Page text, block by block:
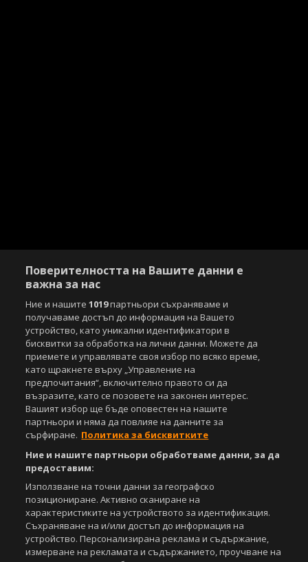
Поверителността на Вашите данни е
важна за нас
Ние и нашите1019партньори съхраняваме и
получаваме достъп до информация на Вашето
устройство, като уникални идентификатори в
бисквитки за обработка на лични данни. Можете да
приемете и управлявате своя избор по всяко време,
като щракнете върху „Управление на
предпочитания“, включително правото си да
възразите, като се позовете на законен интерес.
Вашият избор ще бъде оповестен на нашите
партньори и няма да повлияе на данните за
сърфиране. Политика за бисквитките
Ние и нашите партньори обработваме данни, за да
предоставим:
Използване на точни данни за географско
позициониране. Активно сканиране на
характеристиките на устройството за идентификация.
Съхраняване на и/или достъп до информация на
устройство. Персонализирана реклама и съдържание,
измерване на рекламата и съдържанието, проучване на